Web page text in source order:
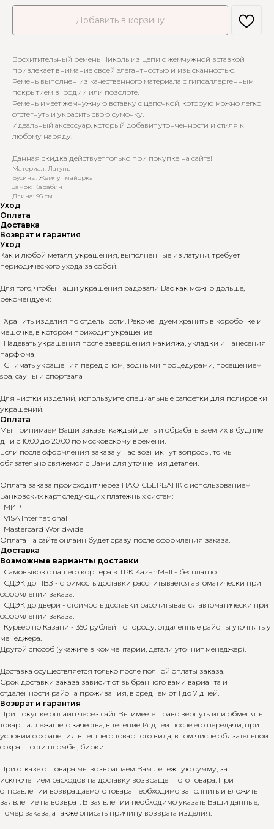
Добавить в корзину
Восхитительный ремень Николь из цепи с жемчужной вставкой
привлекает внимание своей элегантностью и изысканностью.
Ремень выполнен из качественного материала с гипоаллергенным
покрытием в родии или позолоте.
Ремень имеет жемчужную вставку с цепочкой, которую можно легко
отстегнуть и украсить свою сумочку.
Идеальный аксессуар, который добавит утонченности и стиля к
любому наряду.
Данная скидка действует только при покупке на сайте!
Материал: Латунь
Бусины: Жемчуг майорка
Замок: Карабин
Длина: 95 см
Уход
Оплата
Доставка
Возврат и гарантия
Уход
Как и любой металл, украшения, выполненные из латуни, требует
периодического ухода за собой.
Для того, чтобы наши украшения радовали Вас как можно дольше,
рекомендуем:
· Хранить изделия по отдельности. Рекомендуем хранить в коробочке и
мешочке, в котором приходит украшение
· Надевать украшения после завершения макияжа, укладки и нанесения
парфюма
· Снимать украшения перед сном, водными процедурами, посещением
spa, сауны и спортзала
Для чистки изделий, используйте специальные салфетки для полировки
украшений.
Оплата
Мы принимаем Ваши заказы каждый день и обрабатываем их в будние
дни с 10:00 до 20:00 по московскому времени.
Если после оформления заказа у нас возникнут вопросы, то мы
обязательно свяжемся с Вами для уточнения деталей.
Оплата заказа происходит через ПАО СБЕРБАНК с использованием
Банковских карт следующих платежных систем:
· МИР
· VISA International
· Mastercard Worldwide
Оплата на сайте онлайн будет сразу после оформления заказа.
Доставка
Возможные варианты доставки
· Самовывоз с нашего корнера в ТРК KazanMall - бесплатно
· СДЭК до ПВЗ - стоимость доставки рассчитывается автоматически при
оформлении заказа.
· СДЭК до двери - стоимость доставки рассчитывается автоматически при
оформлении заказа.
· Курьер по Казани - 350 рублей по городу; отдаленные районы уточнять у
менеджера.
Другой способ (укажите в комментарии, детали уточнит менеджер).
Доставка осуществляется только после полной оплаты заказа.
Срок доставки заказа зависит от выбранного вами варианта и
отдаленности района проживания, в среднем от 1 до 7 дней.
Возврат и гарантия
При покупке онлайн через сайт Вы имеете право вернуть или обменять
товар надлежащего качества, в течение 14 дней после его передачи, при
условии сохранения внешнего товарного вида, в том числе обязательной
сохранности пломбы, бирки.
При отказе от товара мы возвращаем Вам денежную сумму, за
исключением расходов на доставку возвращенного товара. При
отправлении возвращаемого товара необходимо заполнить и вложить
заявление на возврат. В заявлении необходимо указать Ваши данные,
номер заказа, а также описать причину возврата изделия.